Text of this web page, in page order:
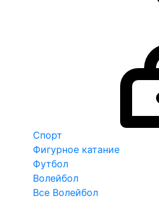
Спорт
Фигурное катание
Футбол
Волейбол
Все Волейбол